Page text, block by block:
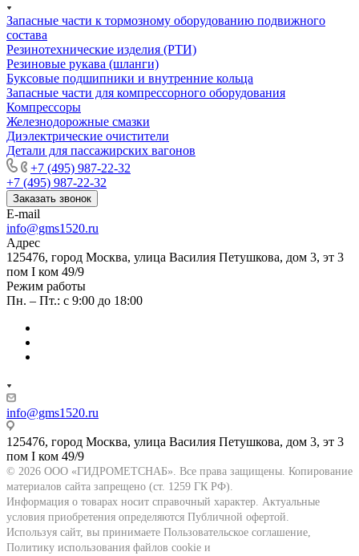
Запасные части к тормозному оборудованию подвижного
состава
Резинотехнические изделия (РТИ)
Резиновые рукава (шланги)
Буксовые подшипники и внутренние кольца
Запасные части для компрессорного оборудования
Компрессоры
Железнодорожные смазки
Диэлектрические очистители
Детали для пассажирских вагонов
+7 (495) 987-22-32
+7 (495) 987-22-32
Заказать звонок
E-mail
info@gms1520.ru
Адрес
125476, город Москва, улица Василия Петушкова, дом 3, эт 3
пом I ком 49/9
Режим работы
Пн. – Пт.: с 9:00 до 18:00
info@gms1520.ru
125476, город Москва, улица Василия Петушкова, дом 3, эт 3
пом I ком 49/9
© 2026 ООО «ГИДРОМЕТСНАБ». Все права защищены. Копирование
материалов сайта запрещено (ст. 1259 ГК РФ).
Информация о товарах носит справочный характер. Актуальные
условия приобретения определяются Публичной офертой.
Используя сайт, вы принимаете Пользовательское соглашение,
Политику использования файлов cookie и